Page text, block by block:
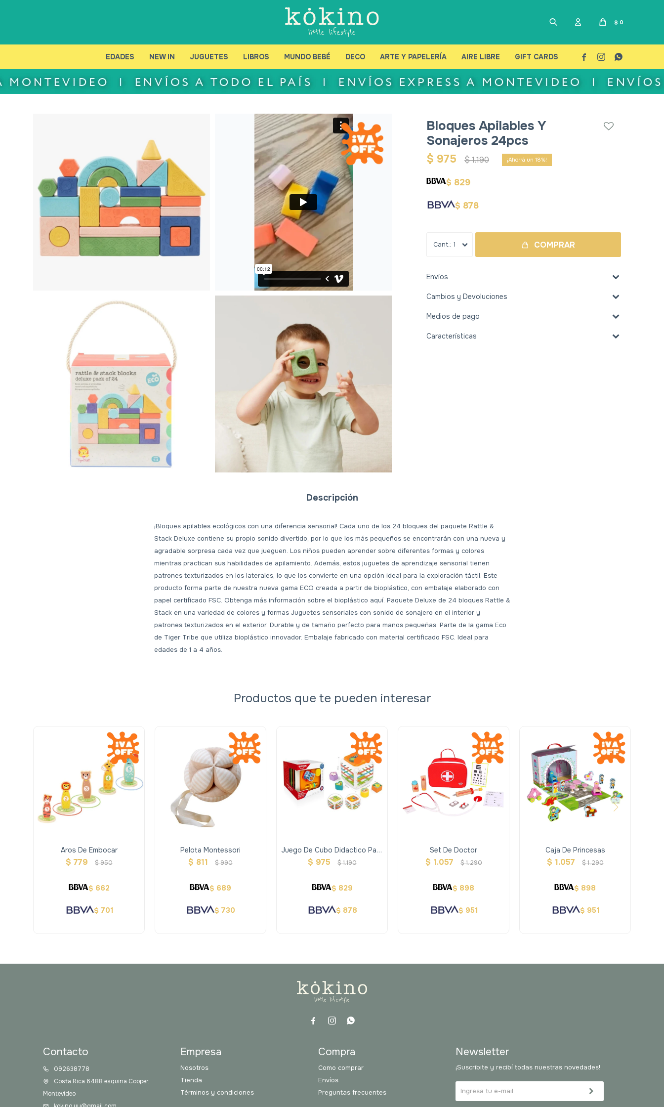
EDADES NEW IN JUGUETES LIBROS MUNDO BEBÉ DECO ARTE Y PAPELERÍA AIRE LIBRE GIFT CARDS
$ 0
  
Bloques Apilables Y
Sonajeros 24pcs
$ 975 $1.190 18
$ 829
$ 878
1 COMPRAR
Envíos
Cambios y Devoluciones
Medios de pago
Características
Descripción
¡Bloques apilables ecológicos con una diferencia sensorial! Cada uno de los 24 bloques del paquete Rattle &
Stack Deluxe contiene su propio sonido divertido, por lo que los más pequeños se encontrarán con una nueva y
agradable sorpresa cada vez que jueguen. Los niños pueden aprender sobre diferentes formas y colores
mientras practican sus habilidades de apilamiento. Además, estos juguetes de aprendizaje sensorial tienen
patrones texturizados en los laterales, lo que los convierte en una opción ideal para la exploración táctil. Este
producto forma parte de nuestra nueva gama ECO creada a partir de bioplástico, con embalaje elaborado con
papel certificado FSC. Obtenga más información sobre el bioplástico aquí. Paquete Deluxe de 24 bloques Rattle &
Stack en una variedad de colores y formas Juguetes sensoriales con sonido de sonajero en el interior y
patrones texturizados en el exterior. Durable y de tamaño perfecto para manos pequeñas. Parte de la gama Eco
de Tiger Tribe que utiliza bioplástico innovador. Embalaje fabricado con material certificado FSC. Ideal para
edades de 1 a 4 años.
Productos que te pueden interesar
Aros De Embocar
$ 779 $950
$ 662
$ 701
Pelota Montessori
$ 811 $990
$ 689
$ 730
Juego De Cubo Didactico Para
Embocar
$ 975 $1.190
$ 829
$ 878
Set De Doctor
$ 1.057 $1.290
$ 898
$ 951
Caja De Princesas
$ 1.057 $1.290
$ 898
$ 951
  
Contacto
092638778
Costa Rica 6488 esquina Cooper,
Montevideo
Empresa
Nosotros
Tienda
Términos y condiciones
Compra
Como comprar
Envíos
Preguntas frecuentes
Newsletter
¡Suscribite y recibí todas nuestras novedades!